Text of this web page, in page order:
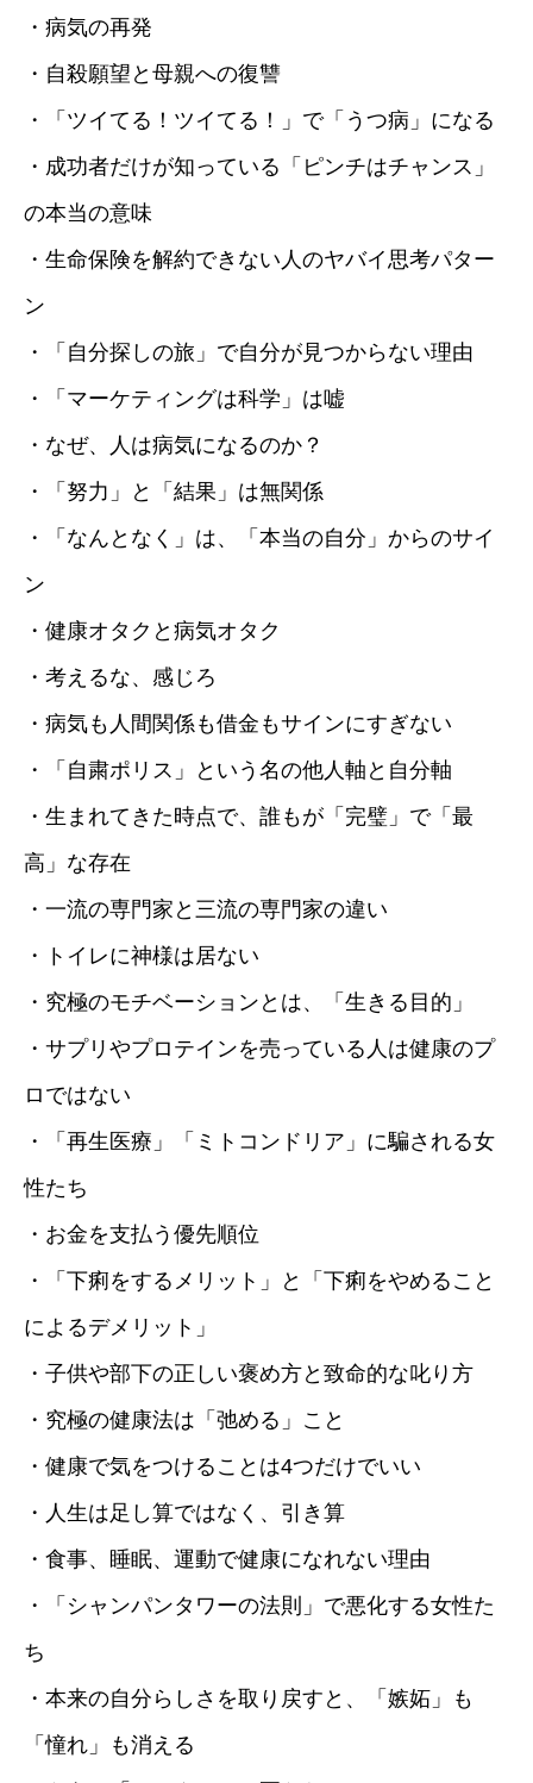
・病気の再発
・自殺願望と母親への復讐
・「ツイてる！ツイてる！」で「うつ病」になる
・成功者だけが知っている「ピンチはチャンス」
の本当の意味
・生命保険を解約できない人のヤバイ思考パター
ン
・「自分探しの旅」で自分が見つからない理由
・「マーケティングは科学」は嘘
・なぜ、人は病気になるのか？
・「努力」と「結果」は無関係
・「なんとなく」は、「本当の自分」からのサイ
ン
・健康オタクと病気オタク
・考えるな、感じろ
・病気も人間関係も借金もサインにすぎない
・「自粛ポリス」という名の他人軸と自分軸
・生まれてきた時点で、誰もが「完璧」で「最
高」な存在
・一流の専門家と三流の専門家の違い
・トイレに神様は居ない
・究極のモチベーションとは、「生きる目的」
・サプリやプロテインを売っている人は健康のプ
ロではない
・「再生医療」「ミトコンドリア」に騙される女
性たち
・お金を支払う優先順位
・「下痢をするメリット」と「下痢をやめること
によるデメリット」
・子供や部下の正しい褒め方と致命的な叱り方
・究極の健康法は「弛める」こと
・健康で気をつけることは4つだけでいい
・人生は足し算ではなく、引き算
・食事、睡眠、運動で健康になれない理由
・「シャンパンタワーの法則」で悪化する女性た
ち
・本来の自分らしさを取り戻すと、「嫉妬」も
「憧れ」も消える